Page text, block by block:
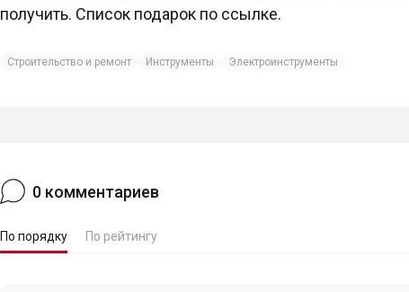
получить. Список подарок по ссылке.
Строительство и ремонт Инструменты Электроинструменты
0 комментариев
По порядку По рейтингу